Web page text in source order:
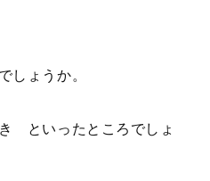
しょうか。
といったところでしょ